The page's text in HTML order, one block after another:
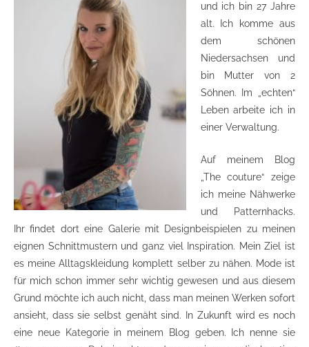
und ich bin 27 Jahre
alt. Ich komme aus
dem schönen
Niedersachsen und
bin Mutter von 2
Söhnen. Im „echten“
Leben arbeite ich in
einer Verwaltung.
Auf meinem Blog
„The couture“ zeige
ich meine Nähwerke
und Patternhacks.
Ihr findet dort eine Galerie mit Designbeispielen zu meinen
eignen Schnittmustern und ganz viel Inspiration. Mein Ziel ist
es meine Alltagskleidung komplett selber zu nähen. Mode ist
für mich schon immer sehr wichtig gewesen und aus diesem
Grund möchte ich auch nicht, dass man meinen Werken sofort
ansieht, dass sie selbst genäht sind. In Zukunft wird es noch
eine neue Kategorie in meinem Blog geben. Ich nenne sie